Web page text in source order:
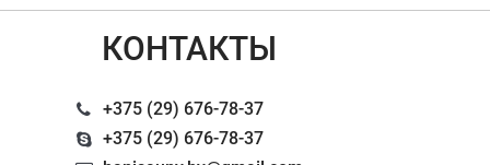
КОНТАКТЫ
+375 (29) 676-78-37
+375 (29) 676-78-37